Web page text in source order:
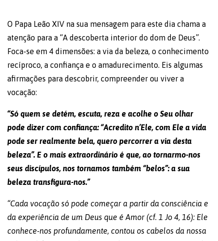
O Papa Leão XIV na sua mensagem para este dia chama a
atenção para a “A descoberta interior do dom de Deus”.
Foca-se em 4 dimensões: a via da beleza, o conhecimento
recíproco, a confiança e o amadurecimento. Eis algumas
afirmações para descobrir, compreender ou viver a
vocação:
“Só quem se detém, escuta, reza e acolhe o Seu olhar
pode dizer com confiança: “Acredito n’Ele, com Ele a vida
pode ser realmente bela, quero percorrer a via desta
beleza”. E o mais extraordinário é que, ao tornarmo-nos
seus discípulos, nos tornamos também “belos”: a sua
beleza transfigura-nos.”
“Cada vocação só pode começar a partir da consciência e
da experiência de um Deus que é Amor (cf. 1 Jo 4, 16): Ele
conhece-nos profundamente, contou os cabelos da nossa